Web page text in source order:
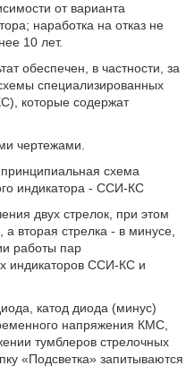
от варианта
наработка на отказ не
10 лет.
обеспечен, в частности, за
специализированных
которые содержат
чертежами.
схема
индикатора - ССИ-КС
двух стрелок, при этом
вторая стрелка - в минусе,
работы пар
индикаторов ССИ-КС и
катод диода (минус)
напряжения КМС,
тумблеров стрелочных
«Подсветка» запитываются